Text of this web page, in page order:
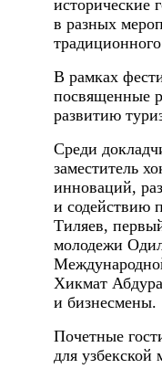
исторические
в разных
В рамках
посвященные
развитию
Среди
заместитель
инноваций,
и содействию
Тиляев,
молодежи
Хикмат
и бизнесмены.
Почетные
для